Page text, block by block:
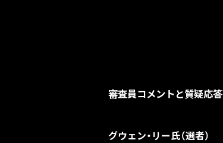
審査員コメントと質疑応答
グウェン・リー氏（選者）